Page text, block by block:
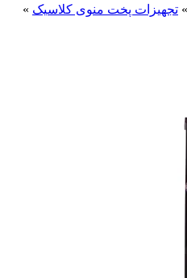
» تجهیزات پخت منوی کلاسیک »